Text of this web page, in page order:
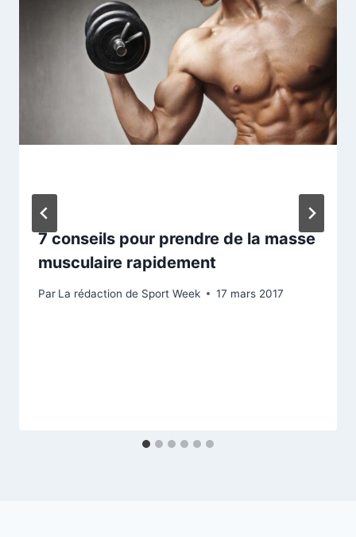
7 conseils pour prendre de la masse
musculaire rapidement
Par La rédaction de Sport Week 17 mars 2017